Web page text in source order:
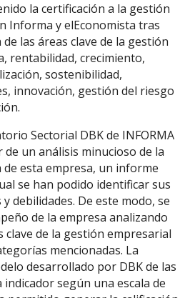
la certificación a la gestión
Informa y elEconomista tras
las áreas clave de la gestión
rentabilidad, crecimiento,
sostenibilidad,
innovación, gestión del riesgo
Sectorial DBK de INFORMA
un análisis minucioso de la
esta empresa, un informe
se han podido identificar sus
debilidades. De este modo, se
de la empresa analizando
clave de la gestión empresarial
mencionadas. La
desarrollado por DBK de las
según una escala de